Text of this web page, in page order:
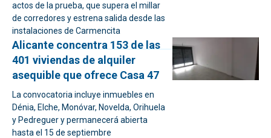
actos de la prueba, que supera el millar
de corredores y estrena salida desde las
instalaciones de Carmencita
Alicante concentra 153 de las
401 viviendas de alquiler
asequible que ofrece Casa 47
La convocatoria incluye inmuebles en
Dénia, Elche, Monóvar, Novelda, Orihuela
y Pedreguer y permanecerá abierta
hasta el 15 de septiembre